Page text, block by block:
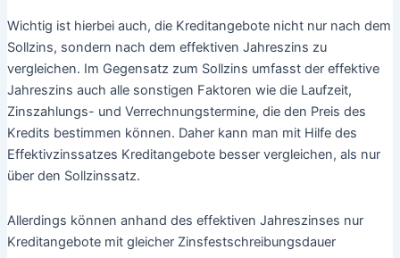
wieder auf die Füße zu kommen. Nicht nur um einen alten viel
zu teuren Kredit auszulösen (Umschuldung), sondern
beispielsweise auch, um sich ein Auto anzuschaffen, damit
man auch Stellenangebote annehmen kann, wo die Mobilität
Voraussetzung ist.
Wo bekomme ich einen Kredit trotz Schufa oder
für Arbeitslose
zusammenarbeiten, bei welchen der SCHUFA-Score keine Rolle
bei der Bewertung der Kreditwürdigkeit spielt. Ebenso gibt es